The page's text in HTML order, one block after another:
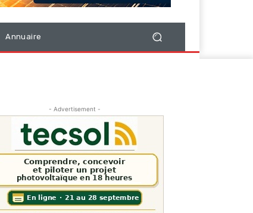
Annuaire
- Advertisement -